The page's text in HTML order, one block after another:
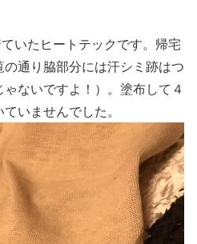
いたヒートテックです。帰宅
通り脇部分には汗シミ跡はつ
ないですよ！）。塗布して４
いませんでした。